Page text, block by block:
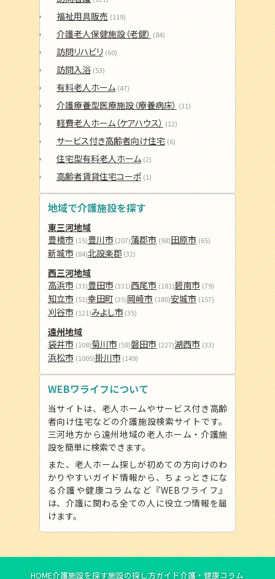
福祉用具販売 (119)
介護老人保健施設（老健） (84)
訪問リハビリ (60)
訪問入浴 (53)
有料老人ホーム (47)
介護療養型医療施設（療養病床） (31)
軽費老人ホーム（ケアハウス） (12)
サービス付き高齢者向け住宅 (6)
住宅型有料老人ホーム (2)
高齢者賃貸住宅コーポ (1)
地域で介護施設を探す
東三河地域
豊橋市 (15)豊川市 (207)蒲郡市 (98)田原市 (65)
新城市 (84)北設楽郡 (32)
西三河地域
高浜市 (33)豊田市 (331)西尾市 (181)碧南市 (79)
知立市 (51)幸田町 (35)岡崎市 (180)安城市 (157)
刈谷市 (121)みよし市 (35)
遠州地域
袋井市 (108)菊川市 (58)磐田市 (227)湖西市 (33)
浜松市 (1005)掛川市 (149)
WEBワライフについて
当サイトは、老人ホームやサービス付き高齢
者向け住宅などの介護施設検索サイトです。
三河地方から遠州地域の老人ホーム・介護施
設を簡単に検索できます。
また、老人ホーム探しが初めての方向けのわ
かりやすいガイド情報から、ちょっときにな
る介護や健康コラムなど『WEBワライフ』
は、介護に関わる全ての人に役立つ情報を届
けます。
HOME介護施設を探す施設の探し方ガイド介護・健康コラム